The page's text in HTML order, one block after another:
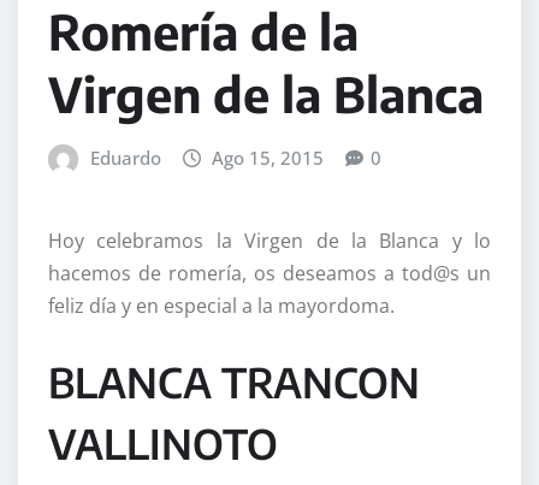
Romería de la
Virgen de la Blanca
Eduardo Ago 15, 2015 0
Hoy celebramos la Virgen de la Blanca y lo
hacemos de romería, os deseamos a tod@s un
feliz día y en especial a la mayordoma.
BLANCA TRANCON
VALLINOTO